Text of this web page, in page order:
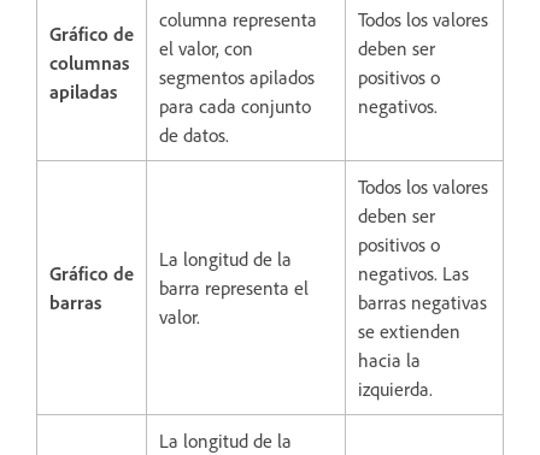
Gráfico de
columnas
apiladas
columna representa
el valor, con
segmentos apilados
para cada conjunto
de datos.
Todos los valores
deben ser
positivos o
negativos.
Gráfico de
barras
La longitud de la
barra representa el
valor.
Todos los valores
deben ser
positivos o
negativos. Las
barras negativas
se extienden
hacia la
izquierda.
La longitud de la